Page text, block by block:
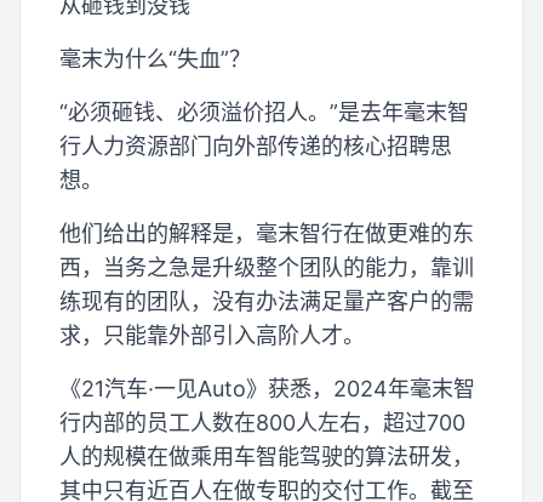
从砸钱到没钱
毫末为什么“失血”？
“必须砸钱、必须溢价招人。”是去年毫末智
行人力资源部门向外部传递的核心招聘思
想。
他们给出的解释是，毫末智行在做更难的东
西，当务之急是升级整个团队的能力，靠训
练现有的团队，没有办法满足量产客户的需
求，只能靠外部引入高阶人才。
《21汽车·一见Auto》获悉，2024年毫末智
行内部的员工人数在800人左右，超过700
人的规模在做乘用车智能驾驶的算法研发，
其中只有近百人在做专职的交付工作。截至